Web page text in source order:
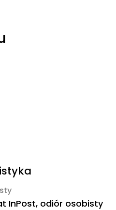
InPost, odiór osobisty